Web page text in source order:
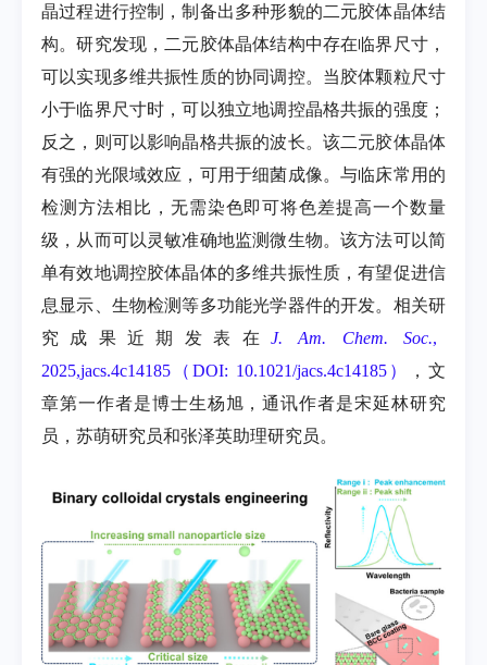
晶过程进行控制，制备出多种形貌的二元胶体晶体结
构。研究发现，二元胶体晶体结构中存在临界尺寸，
可以实现多维共振性质的协同调控。当胶体颗粒尺寸
小于临界尺寸时，可以独立地调控晶格共振的强度；
反之，则可以影响晶格共振的波长。该二元胶体晶体
有强的光限域效应，可用于细菌成像。与临床常用的
检测方法相比，无需染色即可将色差提高一个数量
级，从而可以灵敏准确地监测微生物。该方法可以简
单有效地调控胶体晶体的多维共振性质，有望促进信
息显示、生物检测等多功能光学器件的开发。相关研
究成果近期发表在 J. Am. Chem. Soc.,
2025,jacs.4c14185（DOI: 10.1021/jacs.4c14185）
，文
章第一作者是博士生杨旭，通讯作者是宋延林研究
员，苏萌研究员和张泽英助理研究员。